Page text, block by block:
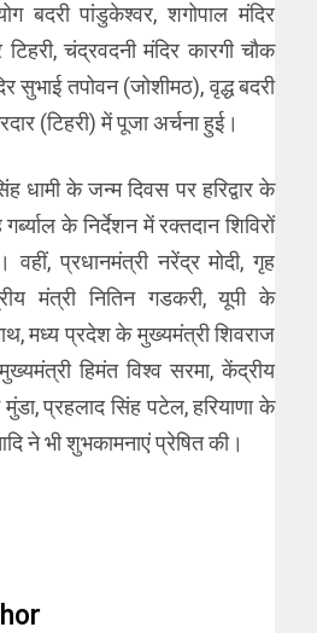
बदरी पांडुकेश्वर, शगोपाल मंदिर
टिहरी, चंद्रवदनी मंदिर कारगी चौक
सुभाई तपोवन (जोशीमठ), वृद्ध बदरी
(टिहरी) में पूजा अर्चना हुई।
धामी के जन्म दिवस पर हरिद्वार के
के निर्देशन में रक्तदान शिविरों
प्रधानमंत्री नरेंद्र मोदी, गृह
मंत्री नितिन गडकरी, यूपी के
मध्य प्रदेश के मुख्यमंत्री शिवराज
हिमंत विश्व सरमा, केंद्रीय
मुंडा, प्रहलाद सिंह पटेल, हरियाणा के
ने भी शुभकामनाएं प्रेषित की।